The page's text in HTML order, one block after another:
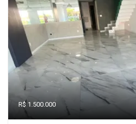
R$ 1.500.000